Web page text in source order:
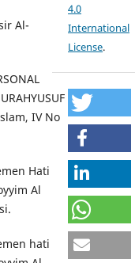
Al-
IV No
Hati
Al
hati
4.0
International
License.